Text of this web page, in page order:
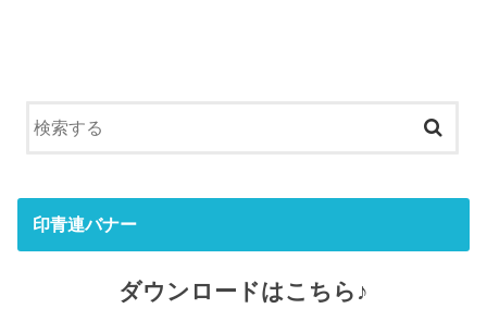
印青連バナー
ダウンロードはこちら♪